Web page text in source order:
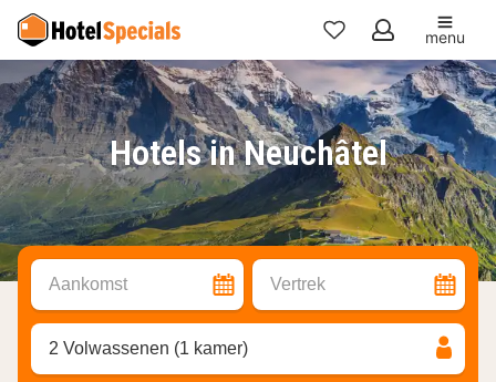
Mijn
favorieten
menu
Hotels in Neuchâtel
Aankomst Vertrek
2 Volwassenen (1 kamer)